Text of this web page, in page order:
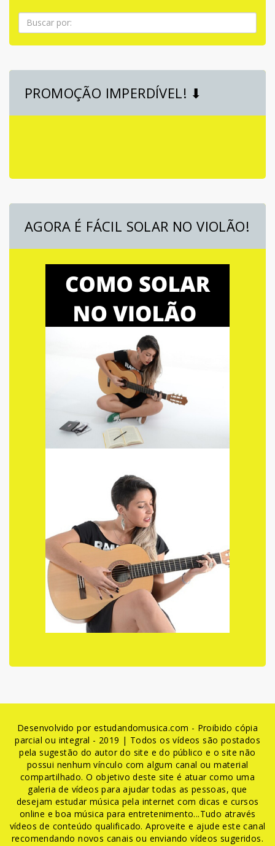
Pesquisa
PROMOÇÃO IMPERDÍVEL! ⬇
AGORA É FÁCIL SOLAR NO VIOLÃO!
Desenvolvido por estudandomusica.com - Proibido cópia
parcial ou integral - 2019 | Todos os vídeos são postados
pela sugestão do autor do site e do público e o site não
possui nenhum vínculo com algum canal ou material
compartilhado. O objetivo deste site é atuar como uma
galeria de vídeos para ajudar todas as pessoas, que
desejam estudar música pela internet com dicas e cursos
online e boa música para entretenimento...Tudo através
vídeos de conteúdo qualificado. Aproveite e ajude este canal
recomendando novos canais ou enviando vídeos sugeridos.